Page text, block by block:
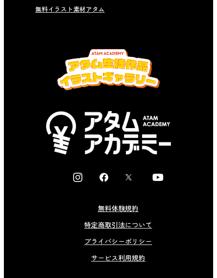
無料イラスト素材アタム
I
a
g
F
e
b
o
k
X
Y
無料体験規約
特定商取引法について
プライバシーポリシー
サービス利用規約